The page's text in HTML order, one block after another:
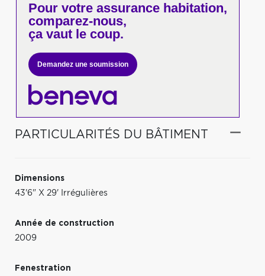
Pour votreassurance habitation,
comparez-nous,
ça vaut le coup.
Demandez une soumission
PARTICULARITÉS DU BÂTIMENT
Dimensions
43'6" X 29' Irrégulières
Année de construction
2009
Fenestration